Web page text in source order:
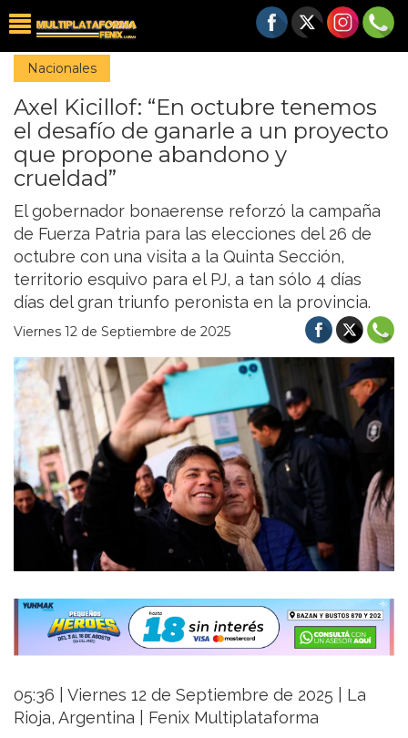
Nacionales
Axel Kicillof: “En octubre tenemos
el desafío de ganarle a un proyecto
que propone abandono y
crueldad”
El gobernador bonaerense reforzó la campaña
de Fuerza Patria para las elecciones del 26 de
octubre con una visita a la Quinta Sección,
territorio esquivo para el PJ, a tan sólo 4 días
días del gran triunfo peronista en la provincia.
Viernes 12 de Septiembre de 2025
05:36 | Viernes 12 de Septiembre de 2025 | La
Rioja, Argentina | Fenix Multiplataforma